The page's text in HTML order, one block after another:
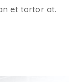
et tortor at.